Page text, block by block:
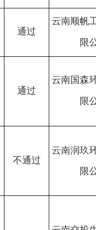
通过
云南顺帆
限
通过
云南国森
限
不通过
云南润玖
限